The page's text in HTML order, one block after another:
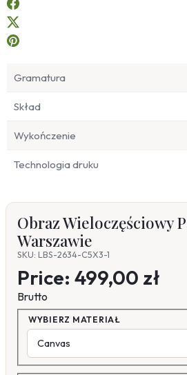
Gramatura
Skład
Wykończenie
Technologia druku
Obraz Wieloczęściowy
Warszawie
SKU: LBS-2634-C5X3-1
Price: 499,00 zł
Brutto
WYBIERZ MATERIAŁ